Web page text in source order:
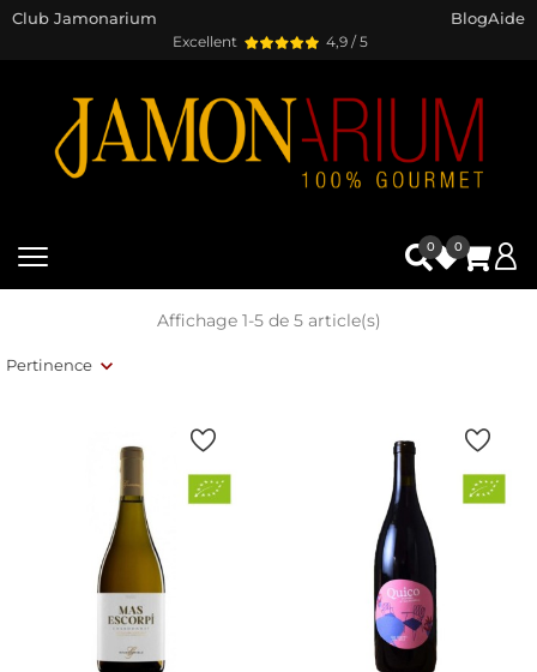
Excellent 4,9 / 5
Club Jamonarium BlogAide
0 0
Pertinence
Affichage 1-5 de 5 article(s)